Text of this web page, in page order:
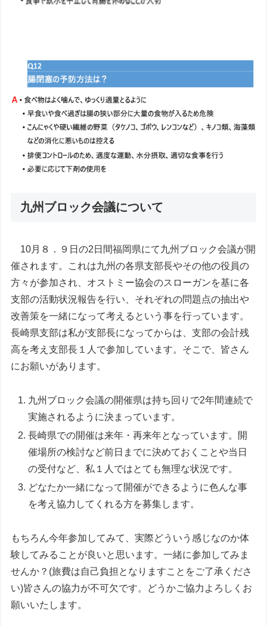
九州ブロック会議について
10月８．９日の2日間福岡県にて九州ブロック会議が開
催されます。これは九州の各県支部長やその他の役員の
方々が参加され、オストミー協会のスローガンを基に各
支部の活動状況報告を行い、それぞれの問題点の抽出や
改善策を一緒になって考えるという事を行っています。
長崎県支部は私が支部長になってからは、支部の会計残
高を考え支部長１人で参加しています。そこで、皆さん
にお願いがあります。
九州ブロック会議の開催県は持ち回りで2年間連続で
実施されるように決まっています。
長崎県での開催は来年・再来年となっています。開
催場所の検討など前日までに決めておくことや当日
の受付など、私１人ではとても無理な状況です。
どなたか一緒になって開催ができるように色んな事
を考え協力してくれる方を募集します。
もちろん今年参加してみて、実際どういう感じなのか体
験してみることが良いと思います。一緒に参加してみま
せんか？(旅費は自己負担となりますことをご了承くださ
い)皆さんの協力が不可欠です。どうかご協力よろしくお
願いいたします。